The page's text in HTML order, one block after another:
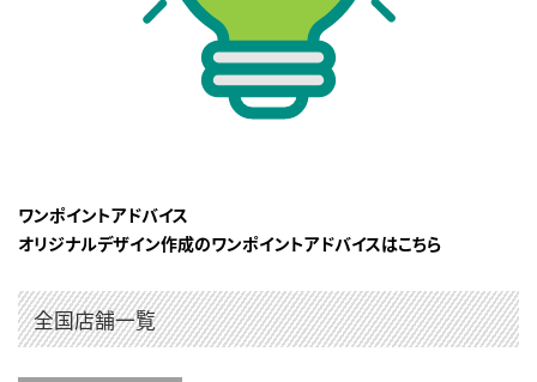
ワンポイントアドバイス
オリジナルデザイン作成のワンポイントアドバイスはこちら
全国店舗一覧